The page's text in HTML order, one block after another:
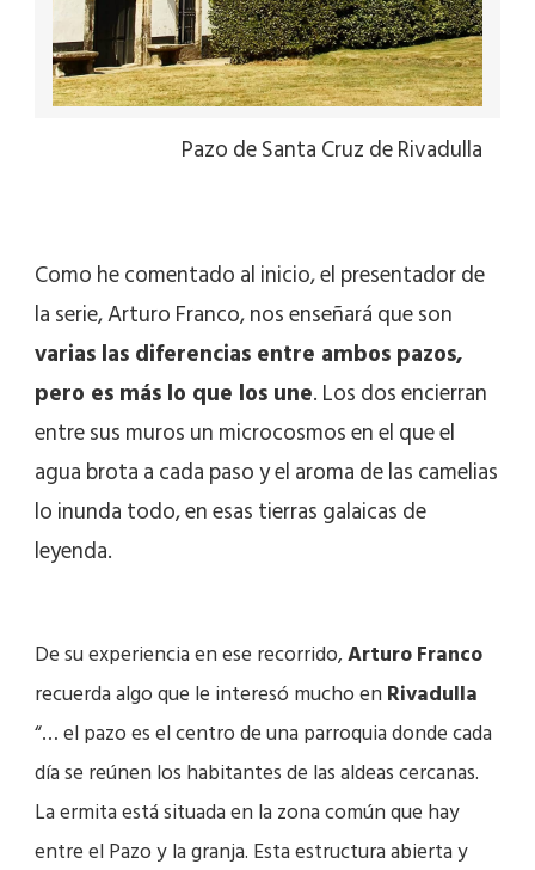
Pazo de Santa Cruz de Rivadulla
Como he comentado al inicio, el presentador de
la serie, Arturo Franco, nos enseñará que son
varias las diferencias entre ambos pazos,
pero es más lo que los une. Los dos encierran
entre sus muros un microcosmos en el que el
agua brota a cada paso y el aroma de las camelias
lo inunda todo, en esas tierras galaicas de
leyenda.
De su experiencia en ese recorrido,Arturo Franco
recuerda algo que le interesó mucho en Rivadulla
“… el pazo es el centro de una parroquia donde cada
día se reúnen los habitantes de las aldeas cercanas.
La ermita está situada en la zona común que hay
entre el Pazo y la granja. Esta estructura abierta y